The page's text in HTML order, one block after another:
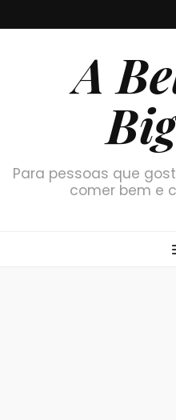
A
Para pessoas que
comer bem e